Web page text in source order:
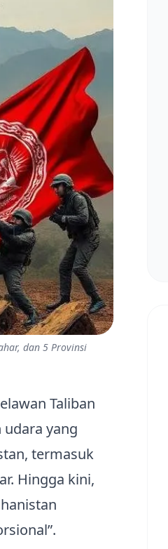
dan 5 Provinsi
Taliban
yang
termasuk
Hingga kini,